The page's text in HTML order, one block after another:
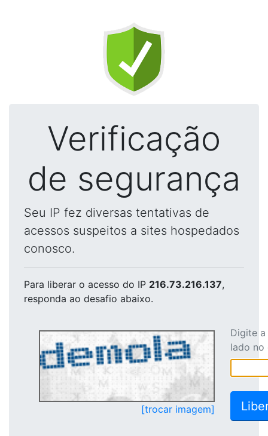
Verificação
de segurança
Seu IP fez diversas tentativas de
acessos suspeitos a sites hospedados
conosco.
Para liberar o acesso do IP 216.73.216.137,
responda ao desafio abaixo.
[trocar imagem]
Digite
lado no